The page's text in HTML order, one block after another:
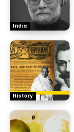
India
History